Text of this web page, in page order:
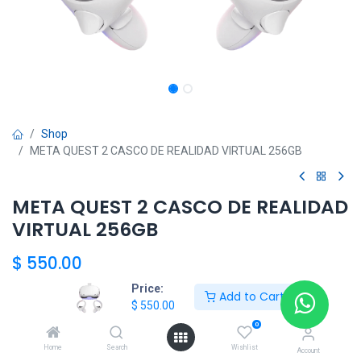
Price:
$ 550.00
Add to Cart
Home Search
0
Wishlist Account
Shop
META QUEST 2 CASCO DE REALIDAD VIRTUAL 256GB
META QUEST 2 CASCO DE REALIDAD
VIRTUAL 256GB
$ 550.00
添加到收藏夹